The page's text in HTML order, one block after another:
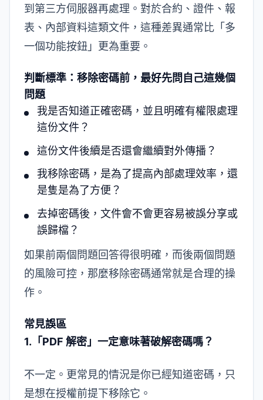
到第三方伺服器再處理。對於合約、證件、報
表、內部資料這類文件，這種差異通常比「多
一個功能按鈕」更為重要。
判斷標準：移除密碼前，最好先問自己這幾個
問題
我是否知道正確密碼，並且明確有權限處理
這份文件？
這份文件後續是否還會繼續對外傳播？
我移除密碼，是為了提高內部處理效率，還
是隻是為了方便？
去掉密碼後，文件會不會更容易被誤分享或
誤歸檔？
如果前兩個問題回答得很明確，而後兩個問題
的風險可控，那麼移除密碼通常就是合理的操
作。
常見誤區
1.「PDF 解密」一定意味著破解密碼嗎？
不一定。更常見的情況是你已經知道密碼，只
是想在授權前提下移除它。